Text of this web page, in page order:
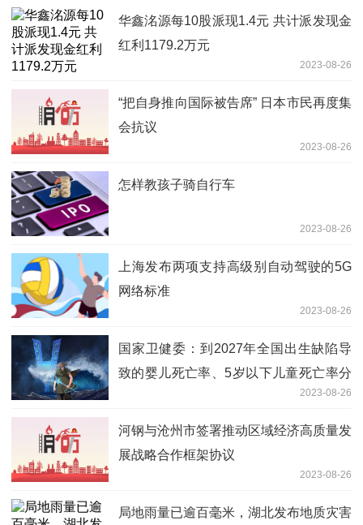
华鑫洺源每10股派现1.4元 共计派发现金
红利1179.2万元
2023-08-26
“把自身推向国际被告席” 日本市民再度集
会抗议
2023-08-26
怎样教孩子骑自行车
2023-08-26
上海发布两项支持高级别自动驾驶的5G
网络标准
2023-08-26
国家卫健委：到2027年全国出生缺陷导
致的婴儿死亡率、5岁以下儿童死亡率分
2023-08-26
河钢与沧州市签署推动区域经济高质量发
展战略合作框架协议
2023-08-26
局地雨量已逾百毫米，湖北发布地质灾害